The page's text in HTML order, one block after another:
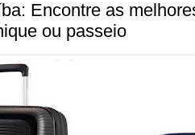
Encontre as
ou passeio